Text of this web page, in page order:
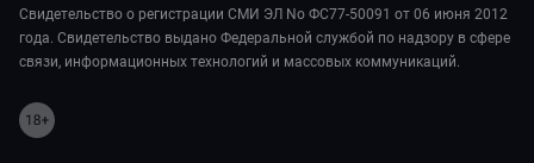
Свидетельство о регистрации СМИ ЭЛ No ФС77-50091 от 06 июня 2012
года. Свидетельство выдано Федеральной службой по надзору в сфере
связи, информационных технологий и массовых коммуникаций.